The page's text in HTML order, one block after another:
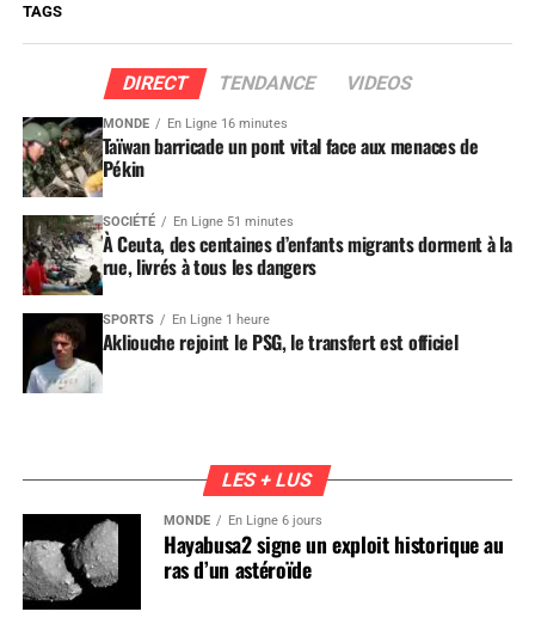
TAGS
DIRECT TENDANCE VIDEOS
MONDE En Ligne 16 minutes
Taïwan barricade un pont vital face aux menaces de
Pékin
SOCIÉTÉ En Ligne 51 minutes
À Ceuta, des centaines d’enfants migrants dorment à la
rue, livrés à tous les dangers
SPORTS En Ligne 1 heure
Akliouche rejoint le PSG, le transfert est officiel
LES + LUS
MONDE En Ligne 6 jours
Hayabusa2 signe un exploit historique au
ras d’un astéroïde